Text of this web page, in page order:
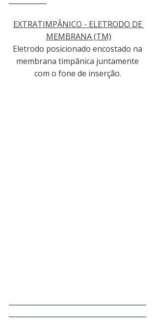
EXTRATIMPÂNICO - ELETRODO DE
MEMBRANA (TM)
Eletrodo posicionado encostado na
membrana timpânica juntamente
com o fone de inserção.